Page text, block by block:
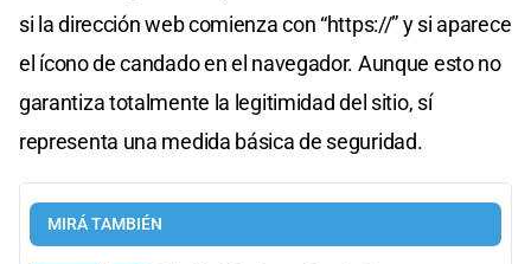
si la dirección web comienza con “https://” y si aparece
el ícono de candado en el navegador. Aunque esto no
garantiza totalmente la legitimidad del sitio, sí
representa una medida básica de seguridad.
MIRÁ TAMBIÉN